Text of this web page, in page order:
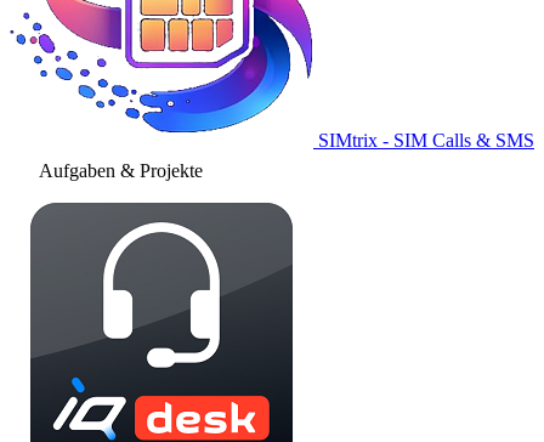
SIMtrix - SIM Calls & SMS
Aufgaben & Projekte